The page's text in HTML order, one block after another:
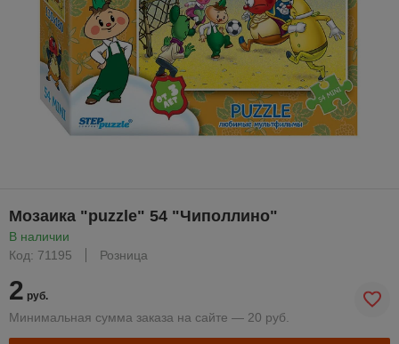
Мозаика "puzzle" 54 "Чиполлино"
В наличии
Код: 71195
Розница
2 руб.
Минимальная сумма заказа на сайте — 20 руб.